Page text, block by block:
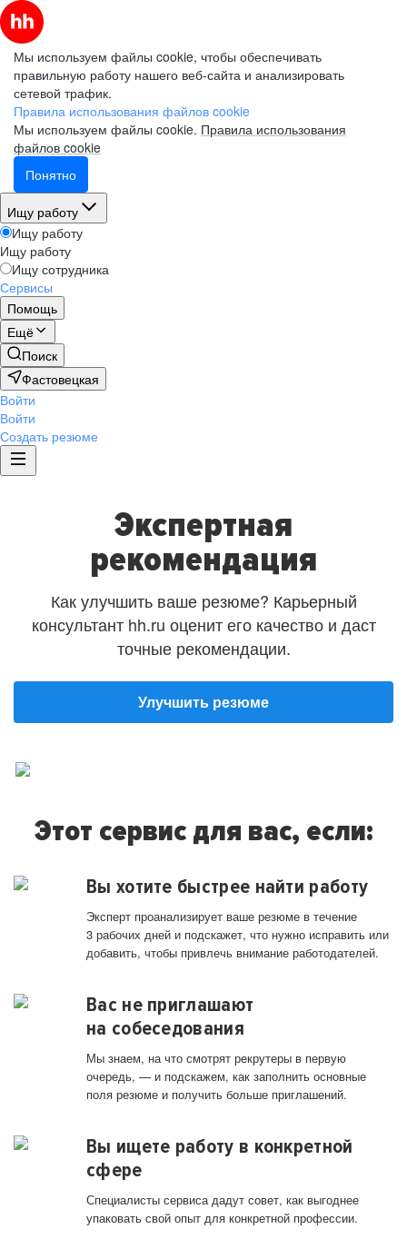
Мы используем файлы cookie, чтобы обеспечивать
правильную работу нашего веб-сайта и анализировать
сетевой трафик.
Правила использования файлов cookie
Мы используем файлы cookie. Правила использования
файлов cookie
Понятно
Ищу работу
Ищу работу
Ищу работу
Ищу сотрудника
Сервисы
Помощь
Ещё
Поиск
Фастовецкая
Войти
Войти
Создать резюме
Экспертная
рекомендация
Как улучшить ваше резюме? Карьерный
консультант hh.ru оценит его качество и даст
точные рекомендации.
Улучшить резюме
Этот сервис для вас, если:
Вы хотите быстрее найти работу
Эксперт проанализирует ваше резюме в течение
3 рабочих дней и подскажет, что нужно исправить или
добавить, чтобы привлечь внимание работодателей.
Вас не приглашают
на собеседования
Мы знаем, на что смотрят рекрутеры в первую
очередь, — и подскажем, как заполнить основные
поля резюме и получить больше приглашений.
Вы ищете работу в конкретной
сфере
Специалисты сервиса дадут совет, как выгоднее
упаковать свой опыт для конкретной профессии.